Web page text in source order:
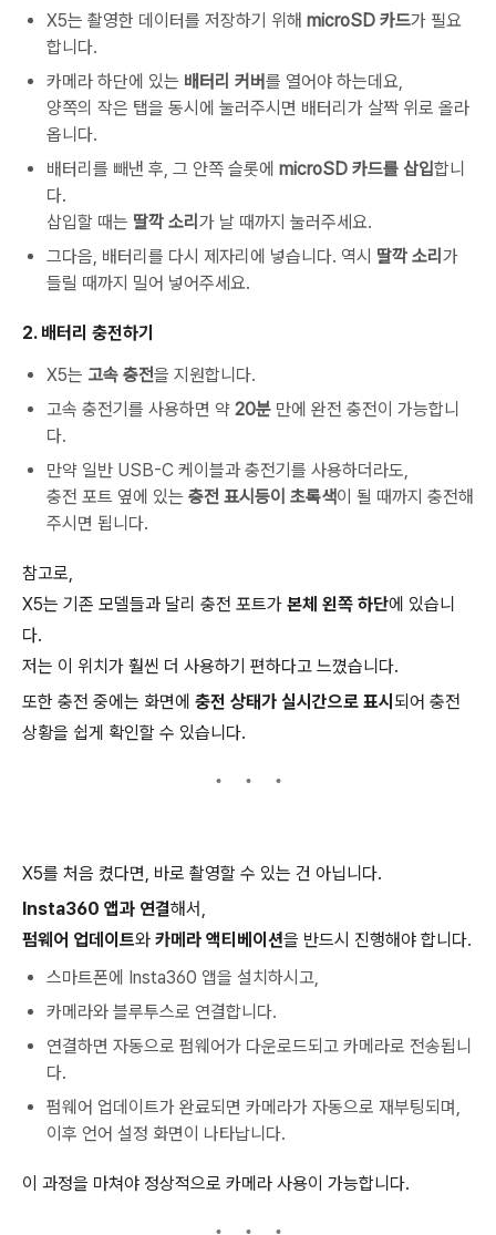
X5는 촬영한 데이터를 저장하기 위해 microSD 카드가 필요
합니다.
카메라 하단에 있는 배터리 커버를 열어야 하는데요,
양쪽의 작은 탭을 동시에 눌러주시면 배터리가 살짝 위로 올라
옵니다.
배터리를 빼낸 후, 그 안쪽 슬롯에 microSD 카드를 삽입합니
다.
삽입할 때는 딸깍 소리 가 날 때까지 눌러주세요.
그다음, 배터리를 다시 제자리에 넣습니다. 역시 딸깍 소리 가
들릴 때까지 밀어 넣어주세요.
2. 배터리 충전하기
X5는 고속 충전을 지원합니다.
고속 충전기를 사용하면 약 20분 만에 완전 충전이 가능합니
다.
만약 일반 USB-C 케이블과 충전기를 사용하더라도,
충전 포트 옆에 있는 충전 표시등이 초록색이 될 때까지 충전해
주시면 됩니다.
참고로,
X5는 기존 모델들과 달리 충전 포트가 본체 왼쪽 하단에 있습니
다.
저는 이 위치가 훨씬 더 사용하기 편하다고 느꼈습니다.
또한 충전 중에는 화면에 충전 상태가 실시간으로 표시 되어 충전
상황을 쉽게 확인할 수 있습니다.
X5를 처음 켰다면, 바로 촬영할 수 있는 건 아닙니다.
Insta360 앱과 연결해서,
펌웨어 업데이트와 카메라 액티베이션을 반드시 진행해야 합니다.
스마트폰에 Insta360 앱을 설치하시고,
카메라와 블루투스로 연결합니다.
연결하면 자동으로 펌웨어가 다운로드되고 카메라로 전송됩니
다.
펌웨어 업데이트가 완료되면 카메라가 자동으로 재부팅되며,
이후 언어 설정 화면이 나타납니다.
이 과정을 마쳐야 정상적으로 카메라 사용이 가능합니다.